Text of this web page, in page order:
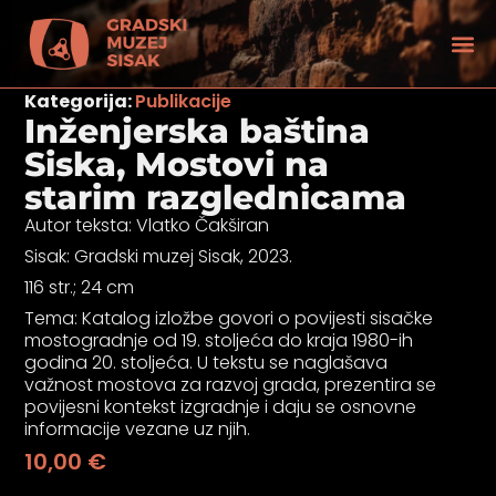
Kategorija:Publikacije
Inženjerska baština
Siska, Mostovi na
starim razglednicama
Autor teksta: Vlatko Čakširan
Sisak: Gradski muzej Sisak, 2023.
116 str.; 24 cm
Tema: Katalog izložbe govori o povijesti sisačke
mostogradnje od 19. stoljeća do kraja 1980-ih
godina 20. stoljeća. U tekstu se naglašava
važnost mostova za razvoj grada, prezentira se
povijesni kontekst izgradnje i daju se osnovne
informacije vezane uz njih.
10,00 €
vida